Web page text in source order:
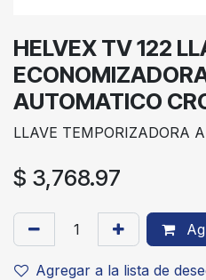
HELVEX TV 122
AUTOMATICO
LLAVE TEMPORIZADORA
$ 3,768.97
Agregar a la lista de